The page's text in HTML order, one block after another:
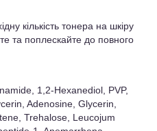
кількість тонера на шкіру
та поплескайте до повного
1,2-Hexanediol, PVP,
Adenosine, Glycerin,
Trehalose, Leucojum